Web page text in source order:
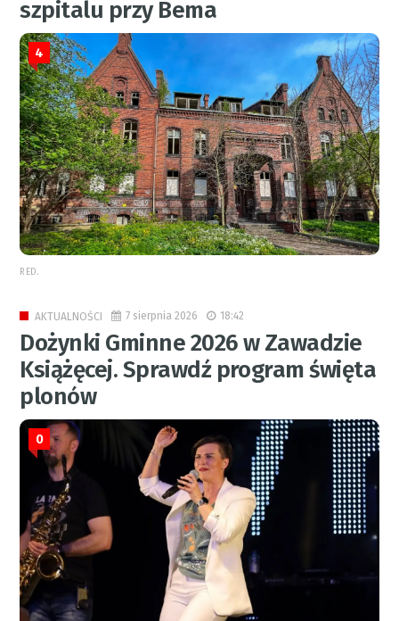
szpitalu przy Bema
4
RED.
AKTUALNOŚCI 7 sierpnia 2026 18:42
Dożynki Gminne 2026 w Zawadzie
Książęcej. Sprawdź program święta
plonów
0